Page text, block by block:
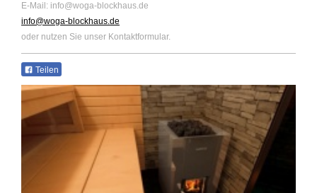
E-Mail: info@woga-blockhaus.de
info@woga-blockhaus.de
oder nutzen Sie unser Kontaktformular.
Teilen